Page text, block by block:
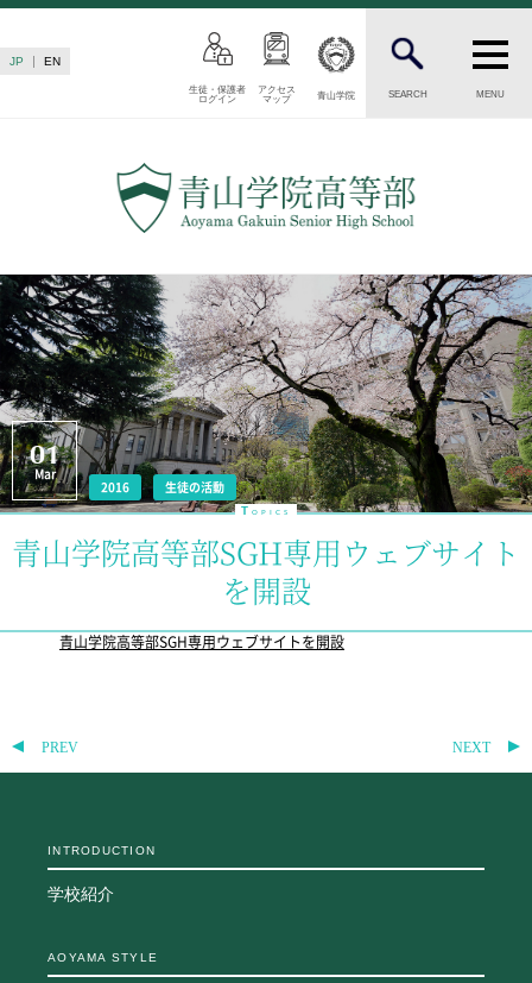
JP EN
生徒・保護者
ログイン
アクセス
マップ
青山学院 SEARCH MENU
高等部の歴史
生徒数・教職員数
一貫校の流れ
卒業後の進路
卒業生からのメッセージ
AOYAMA STYLE
特色ある教育
教科・学習内容
平和・共生学習
スクールライフ
一日の流れ
クラブ・同好会
保健室
01
Mar
2016 生徒の活動
T OPICS
青山学院高等部SGH専用ウェブサイト
を開設
青山学院高等部SGH専用ウェブサイトを開設
PREV NEXT
INTRODUCTION
学校紹介
AOYAMA STYLE